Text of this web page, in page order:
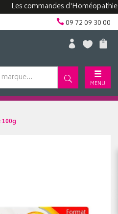
Les commandes d'Homéopathie
09 72 09 30 00
MENU